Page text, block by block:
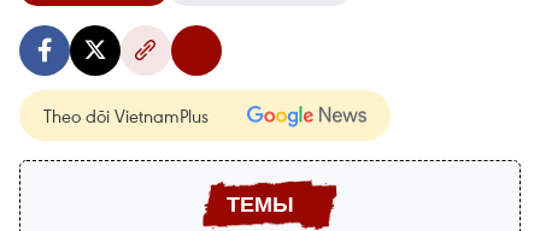
Theo dõi VietnamPlus